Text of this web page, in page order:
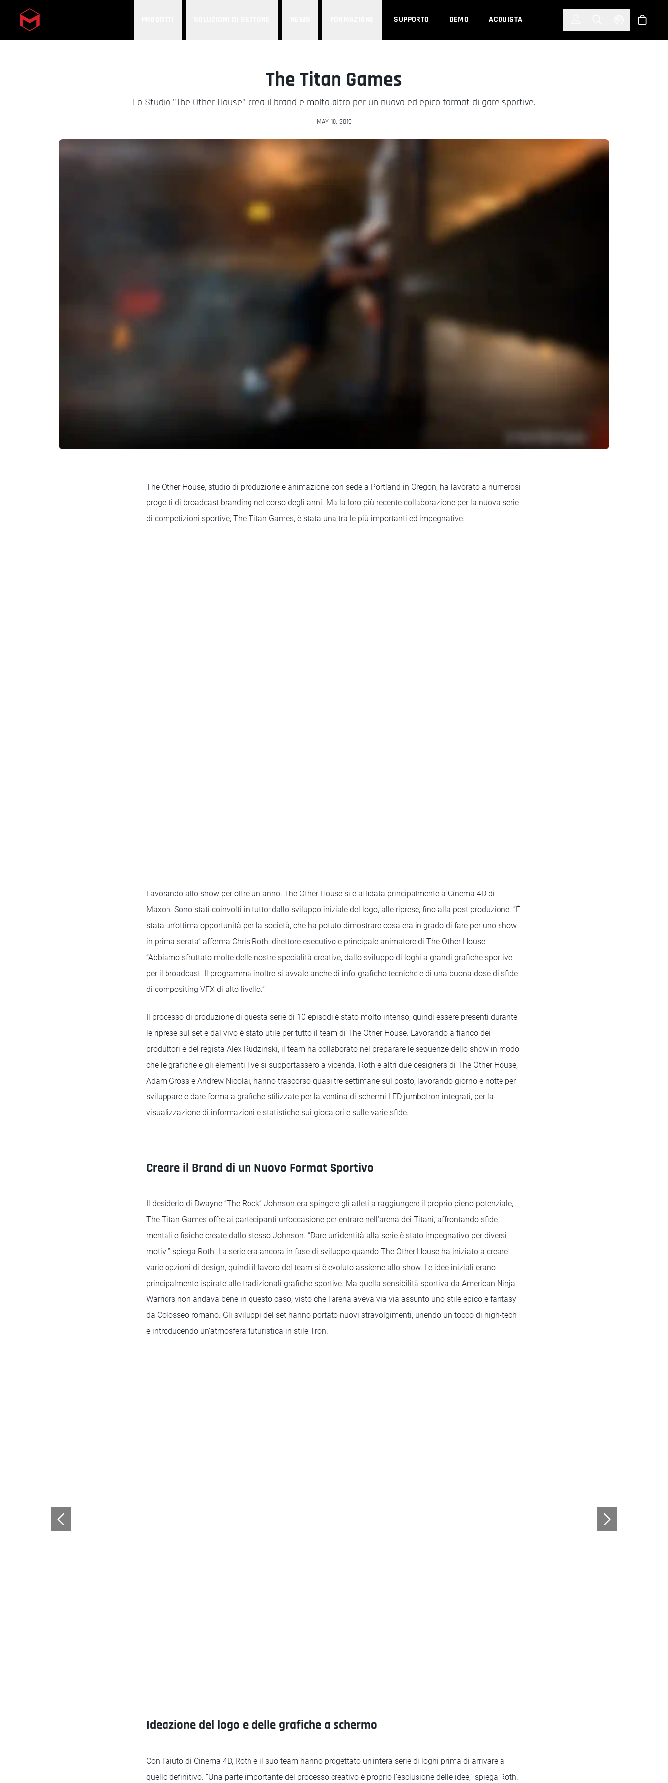
Skip to main content SUPPORTO DEMO ACQUISTA Select Shop
The Titan Games
Lo Studio "The Other House" crea il brand e molto altro per un nuovo ed epico format di gare sportive.
MAY 10, 2019
The Other House, studio di produzione e animazione con sede a Portland in Oregon, ha lavorato a numerosi
progetti di broadcast branding nel corso degli anni. Ma la loro più recente collaborazione per la nuova serie
di competizioni sportive, The Titan Games, è stata una tra le più importanti ed impegnative.
Lavorando allo show per oltre un anno, The Other House si è affidata principalmente a Cinema 4D di
Maxon. Sono stati coinvolti in tutto: dallo sviluppo iniziale del logo, alle riprese, fino alla post produzione. “È
stata un’ottima opportunità per la società, che ha potuto dimostrare cosa era in grado di fare per uno show
in prima serata” afferma Chris Roth, direttore esecutivo e principale animatore di The Other House.
“Abbiamo sfruttato molte delle nostre specialità creative, dallo sviluppo di loghi a grandi grafiche sportive
per il broadcast. Il programma inoltre si avvale anche di info-grafiche tecniche e di una buona dose di sfide
di compositing VFX di alto livello.”
Il processo di produzione di questa serie di 10 episodi è stato molto intenso, quindi essere presenti durante
le riprese sul set e dal vivo è stato utile per tutto il team di The Other House. Lavorando a fianco dei
produttori e del regista Alex Rudzinski, il team ha collaborato nel preparare le sequenze dello show in modo
che le grafiche e gli elementi live si supportassero a vicenda. Roth e altri due designers di The Other House,
Adam Gross e Andrew Nicolai, hanno trascorso quasi tre settimane sul posto, lavorando giorno e notte per
sviluppare e dare forma a grafiche stilizzate per la ventina di schermi LED jumbotron integrati, per la
visualizzazione di informazioni e statistiche sui giocatori e sulle varie sfide.
Creare il Brand di un Nuovo Format Sportivo
Il desiderio di Dwayne “The Rock” Johnson era spingere gli atleti a raggiungere il proprio pieno potenziale,
The Titan Games offre ai partecipanti un’occasione per entrare nell’arena dei Titani, affrontando sfide
mentali e fisiche create dallo stesso Johnson. “Dare un’identità alla serie è stato impegnativo per diversi
motivi” spiega Roth. La serie era ancora in fase di sviluppo quando The Other House ha iniziato a creare
varie opzioni di design, quindi il lavoro del team si è evoluto assieme allo show. Le idee iniziali erano
principalmente ispirate alle tradizionali grafiche sportive. Ma quella sensibilità sportiva da American Ninja
Warriors non andava bene in questo caso, visto che l’arena aveva via via assunto uno stile epico e fantasy
da Colosseo romano. Gli sviluppi del set hanno portato nuovi stravolgimenti, unendo un tocco di high-tech
e introducendo un’atmosfera futuristica in stile Tron.
Ideazione del logo e delle grafiche a schermo
Con l’aiuto di Cinema 4D, Roth e il suo team hanno progettato un’intera serie di loghi prima di arrivare a
quello definitivo. “Una parte importante del processo creativo è proprio l’esclusione delle idee,” spiega Roth.